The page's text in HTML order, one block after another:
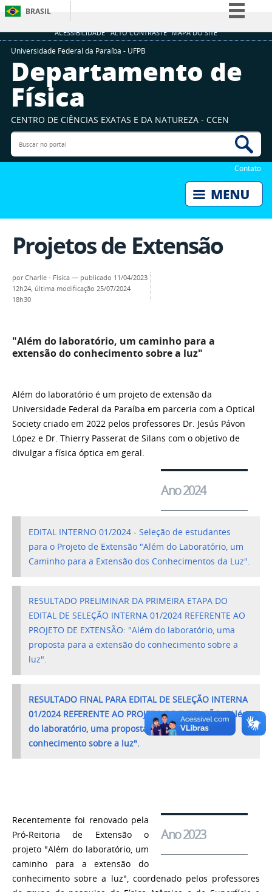
ACESSIBILIDADE ALTO CONTRASTE MAPA DO SITE
BRASIL
Simplifique!
Participe
Universidade Federal da Paraíba - UFPB
Departamento de
Física
CENTRO DE CIÊNCIAS EXATAS E DA NATUREZA - CCEN
Buscar no portal
Contato
Projetos de Extensão
porCharlie - Física — publicado 11/04/2023
12h24, última modificação 25/07/2024
18h30
"Além do laboratório, um caminho para a
extensão do conhecimento sobre a luz"
Além do laboratório é um projeto de extensão da
Universidade Federal da Paraíba em parceria com a Optical
Society criado em 2022 pelos professores Dr. Jesús Pávon
López e Dr. Thierry Passerat de Silans com o objetivo de
divulgar a física óptica em geral.
Ano 2024
EDITAL INTERNO 01/2024 - Seleção de estudantes
para o Projeto de Extensão "Além do Laboratório, um
Caminho para a Extensão dos Conhecimentos da Luz".
RESULTADO PRELIMINAR DA PRIMEIRA ETAPA DO
EDITAL DE SELEÇÃO INTERNA 01/2024 REFERENTE AO
PROJETO DE EXTENSÃO: "Além do laboratório, uma
proposta para a extensão do conhecimento sobre a
luz".
RESULTADO FINAL PARA EDITAL DE SELEÇÃO INTERNA
01/2024 REFERENTE AO PROJETO DE EXTENSÃO: "Além
do laboratório, uma proposta para a extensão do
conhecimento sobre a luz".
Ano 2023
Recentemente foi renovado pela
Pró-Reitoria de Extensão o
projeto "Além do laboratório, um
caminho para a extensão do
conhecimento sobre a luz", coordenado pelos professores